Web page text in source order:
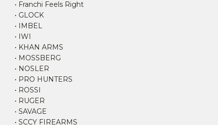
• Franchi Feels Right
• GLOCK
• IMBEL
• IWI
• KHAN ARMS
• MOSSBERG
• NOSLER
• PRO HUNTERS
• ROSSI
• RUGER
• SAVAGE
• SCCY FIREARMS